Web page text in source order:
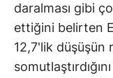
daralması gibi
ettiğini belirten
12,7'lik düşüşün